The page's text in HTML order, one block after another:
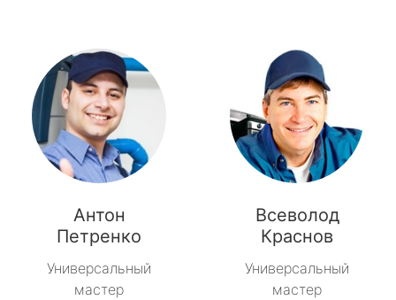
Антон
Петренко
Универсальный
мастер
Всеволод
Краснов
Универсальный
мастер